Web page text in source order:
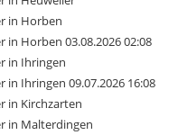
in Horben
Horben 03.08.2026 02:08
in Ihringen
Ihringen 09.07.2026 16:08
in Kirchzarten
in Malterdingen